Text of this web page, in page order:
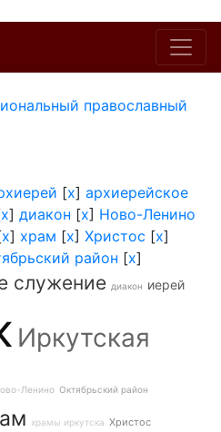
православный
[x] архиерейское
x] диакон [x] Ново-Ленино
x] храм [x] Христос [x]
район [x]
служение диакон иерей
Иркутская
Ленино Октябрьский район
храмы иркутска Христос